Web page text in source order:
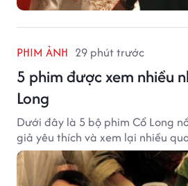
PHIM ẢNH 29 phút trước
5 phim được xem nhiều
Long
Dưới đây là 5 bộ phim Cổ Long
giả yêu thích và xem lại nhiều